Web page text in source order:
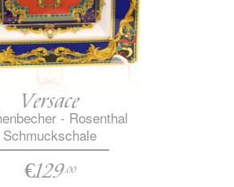
Versace
- Rosenthal
Schmuckschale
€129.00